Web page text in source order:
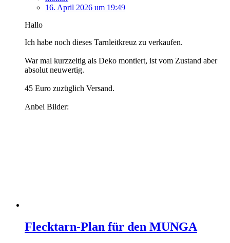
16. April 2026 um 19:49
Hallo
Ich habe noch dieses Tarnleitkreuz zu verkaufen.
War mal kurzzeitig als Deko montiert, ist vom Zustand aber
absolut neuwertig.
45 Euro zuzüglich Versand.
Anbei Bilder:
Flecktarn-Plan für den MUNGA